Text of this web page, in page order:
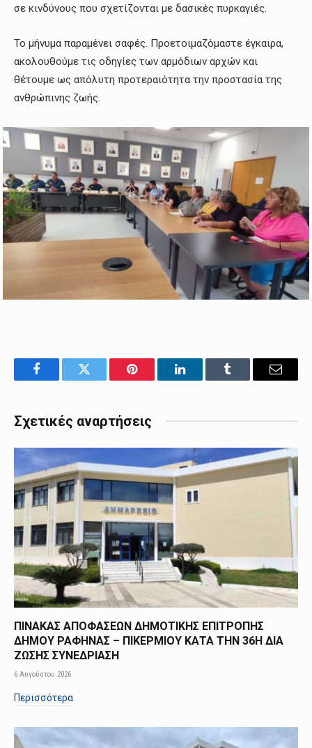
σε κινδύνους που σχετίζονται με δασικές πυρκαγιές.
Το μήνυμα παραμένει σαφές. Προετοιμαζόμαστε έγκαιρα,
ακολουθούμε τις οδηγίες των αρμόδιων αρχών και
θέτουμε ως απόλυτη προτεραιότητα την προστασία της
ανθρώπινης ζωής.
FacebookTwitter Pinterest LinkedInTumblr Email
Σχετικές αναρτήσεις
ΠΙΝΑΚΑΣ ΑΠΟΦΑΣΕΩΝ ΔΗΜΟΤΙΚΗΣ ΕΠΙΤΡΟΠΗΣ
ΔΗΜΟΥ ΡΑΦΗΝΑΣ – ΠΙΚΕΡΜΙΟΥ ΚΑΤΑ ΤΗΝ 36Η ΔΙΑ
ΖΩΣΗΣ ΣΥΝΕΔΡΙΑΣΗ
6 Αυγούστου 2026
Περισσότερα